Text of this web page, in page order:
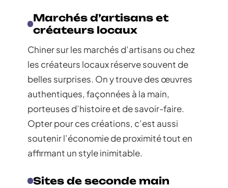
Marchés d’artisans et
créateurs locaux
Chiner sur les marchés d’artisans ou chez
les créateurs locaux réserve souvent de
belles surprises. On y trouve des œuvres
authentiques, façonnées à la main,
porteuses d’histoire et de savoir-faire.
Opter pour ces créations, c’est aussi
soutenir l’économie de proximité tout en
affirmant un style inimitable.
Sites de seconde main